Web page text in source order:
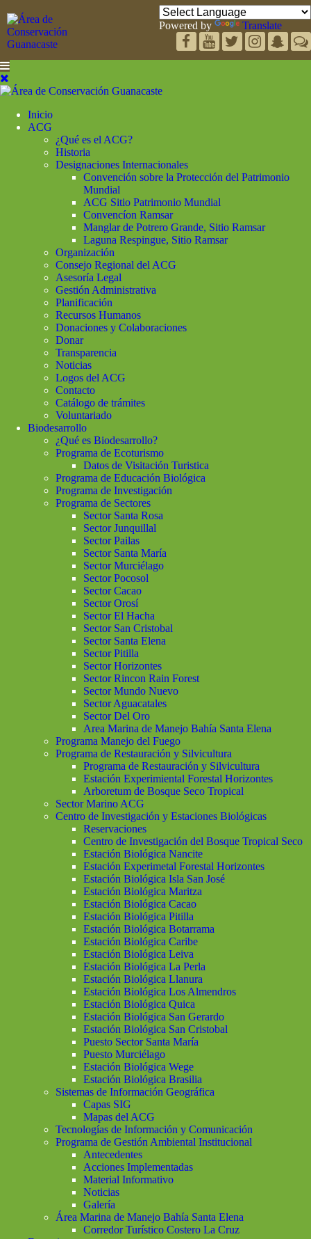
Powered by Translate
Inicio
ACG
¿Qué es el ACG?
Historia
Designaciones Internacionales
Convención sobre la Protección del Patrimonio
Mundial
ACG Sitio Patrimonio Mundial
Convencíon Ramsar
Manglar de Potrero Grande, Sitio Ramsar
Laguna Respingue, Sitio Ramsar
Organización
Consejo Regional del ACG
Asesoría Legal
Gestión Administrativa
Planificación
Recursos Humanos
Donaciones y Colaboraciones
Donar
Transparencia
Noticias
Logos del ACG
Contacto
Catálogo de trámites
Voluntariado
Biodesarrollo
¿Qué es Biodesarrollo?
Programa de Ecoturismo
Datos de Visitación Turistica
Programa de Educación Biológica
Programa de Investigación
Programa de Sectores
Sector Santa Rosa
Sector Junquillal
Sector Pailas
Sector Santa María
Sector Murciélago
Sector Pocosol
Sector Cacao
Sector Orosí
Sector El Hacha
Sector San Cristobal
Sector Santa Elena
Sector Pitilla
Sector Horizontes
Sector Rincon Rain Forest
Sector Mundo Nuevo
Sector Aguacatales
Sector Del Oro
Area Marina de Manejo Bahía Santa Elena
Programa Manejo del Fuego
Programa de Restauración y Silvicultura
Programa de Restauración y Silvicultura
Estación Experimiental Forestal Horizontes
Arboretum de Bosque Seco Tropical
Sector Marino ACG
Centro de Investigación y Estaciones Biológicas
Reservaciones
Centro de Investigación del Bosque Tropical Seco
Estación Biológica Nancite
Estación Experimetal Forestal Horizontes
Estación Biológica Isla San José
Estación Biológica Maritza
Estación Biológica Cacao
Estación Biológica Pitilla
Estación Biológica Botarrama
Estación Biológica Caribe
Estación Biológica Leiva
Estación Biológica La Perla
Estación Biológica Llanura
Estación Biológica Los Almendros
Estación Biológica Quica
Estación Biológica San Gerardo
Estación Biológica San Cristobal
Puesto Sector Santa María
Puesto Murciélago
Estación Biológica Wege
Estación Biológica Brasilia
Sistemas de Información Geográfica
Capas SIG
Mapas del ACG
Tecnologías de Información y Comunicación
Programa de Gestión Ambiental Institucional
Antecedentes
Acciones Implementadas
Material Informativo
Noticias
Galería
Área Marina de Manejo Bahía Santa Elena
Corredor Turístico Costero La Cruz